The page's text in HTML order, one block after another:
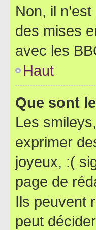
Non, il
des mises
avec les
Haut
Que sont
Les
exprimer
joyeux, :(
page de
Ils peuvent
peut